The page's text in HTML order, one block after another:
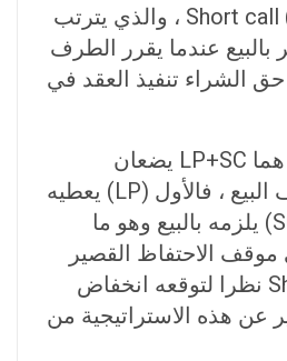
للطرف الثاني (Short call (SC ، والذي يترتب
بالبيع عندما يقرر الطرف
الشراء تنفيذ العقد في
والعقدين السابقين هما LP+SC يضعان
المستثمر في موقف البيع ، فالأول (LP) يعطيه
حق البيع والثاني (SC) يلزمه بالبيع وهو ما
الاحتفاظ القصير
بالأسهم Short Stock نظرا لتوقعه انخفاض
عن هذه الاستراتيجية من